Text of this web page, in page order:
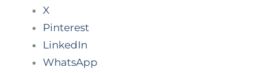
X
Pinterest
LinkedIn
WhatsApp